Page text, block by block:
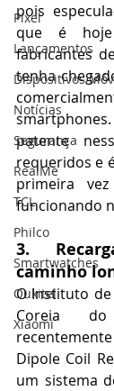
Pixel
Lançamentos
Dispositivos
Notícias
Segurança
RealMe
TCL
Philco
Smartwatches
Oukitel
Xiaomi
pois
que é
fabricantes
tenha
patente
requeridos e
primeira
funcionando
3.
caminho
O Instituto de
Coreia
Dipole Coil
um sistema